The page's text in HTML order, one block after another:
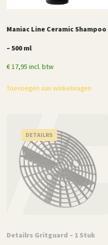
Maniac Line Ceramic Shampoo
– 500 ml
€17,95 incl. btw
Toevoegen aan winkelwagen
DETAILRS
Detailrs Gritguard – 1 Stuk